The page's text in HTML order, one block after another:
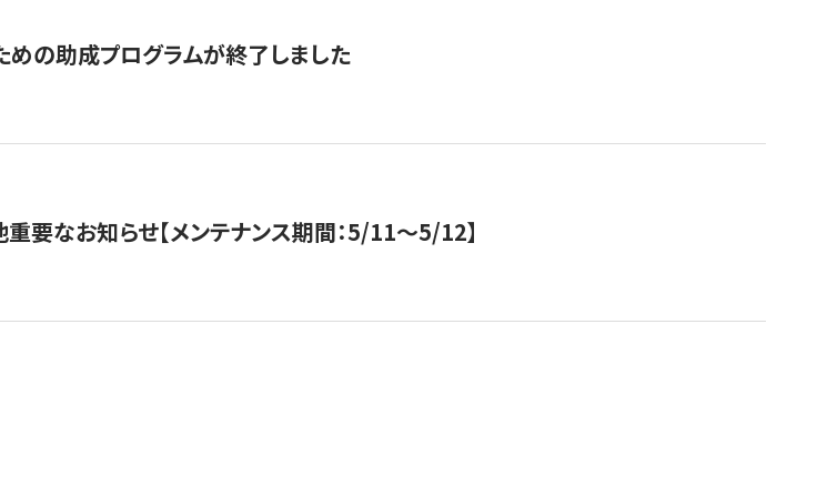
の助成プログラムが終了しました
要なお知らせ【メンテナンス期間：5/11～5/12】